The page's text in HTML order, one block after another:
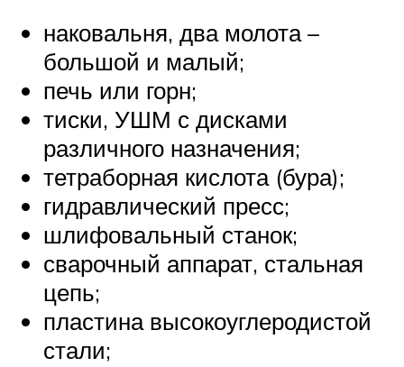
наковальня, два молота –
большой и малый;
печь или горн;
тиски, УШМ с дисками
различного назначения;
тетраборная кислота (бура);
гидравлический пресс;
шлифовальный станок;
сварочный аппарат, стальная
цепь;
пластина высокоуглеродистой
стали;